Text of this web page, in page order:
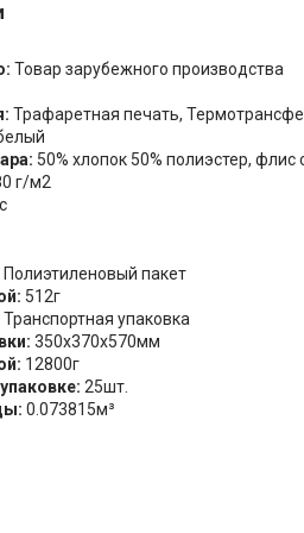
Товар зарубежного производства
Трафаретная печать,
50% хлопок 50% полиэстер, флис
г/м2
Полиэтиленовый пакет
512г
Транспортная упаковка
350x370x570мм
12800г
25шт.
0.073815м³